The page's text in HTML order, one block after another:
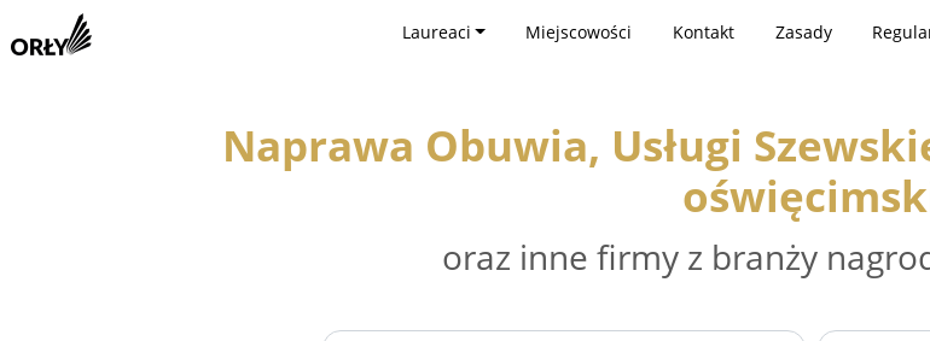
Laureaci Miejscowości Kontakt Zasady
Naprawa Obuwia, Usługi
oraz inne firmy z branży